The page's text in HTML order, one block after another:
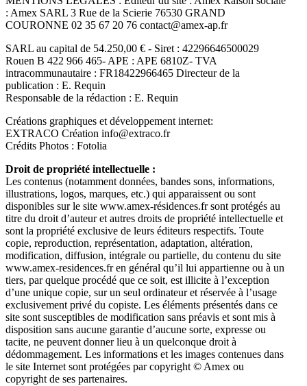
: Amex SARL 3 Rue de la Scierie 76530 GRAND
COURONNE 02 35 67 20 76 contact@amex-ap.fr
SARL au capital de 54.250,00 € - Siret : 42296646500029
Rouen B 422 966 465- APE : APE 6810Z- TVA
intracommunautaire : FR18422966465 Directeur de la
publication : E. Requin
Responsable de la rédaction : E. Requin
Créations graphiques et développement internet:
EXTRACO Création info@extraco.fr
Crédits Photos : Fotolia
Droit de propriété intellectuelle :
Les contenus (notamment données, bandes sons, informations,
illustrations, logos, marques, etc.) qui apparaissent ou sont
disponibles sur le site www.amex-résidences.fr sont protégés au
titre du droit d’auteur et autres droits de propriété intellectuelle et
sont la propriété exclusive de leurs éditeurs respectifs. Toute
copie, reproduction, représentation, adaptation, altération,
modification, diffusion, intégrale ou partielle, du contenu du site
www.amex-residences.fr en général qu’il lui appartienne ou à un
tiers, par quelque procédé que ce soit, est illicite à l’exception
d’une unique copie, sur un seul ordinateur et réservée à l’usage
exclusivement privé du copiste. Les éléments présentés dans ce
site sont susceptibles de modification sans préavis et sont mis à
disposition sans aucune garantie d’aucune sorte, expresse ou
tacite, ne peuvent donner lieu à un quelconque droit à
dédommagement. Les informations et les images contenues dans
le site Internet sont protégées par copyright © Amex ou
copyright de ses partenaires.